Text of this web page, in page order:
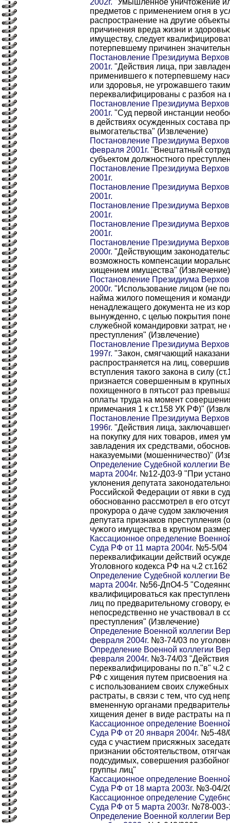
2002г. "Умышленное уничтожение
предметов с применением огня в
распространение на другие
причинения вреда жизни и
имуществу, следует
потерпевшему причинен
Постановление Президиума
2001г. "Действия лица, при
применившего к потерпевшему
или здоровья, не угрожавшего
переквалифицированы с разбоя на
Постановление Президиума
2001г. "Суд первой инстанции
в действиях осужденных состава
вымогательства" (Извлечение)
Постановление Президиума
февраля 2001г. "Внештатный
субъектом должностного
Постановление Президиума
2001г.
Постановление Президиума
2001г.
Постановление Президиума
2001г.
Постановление Президиума
2001г.
Постановление Президиума
2000г. "Действующим
возможность компенсации
хищением имущества" (Извлечение)
Постановление Президиума
2000г. "Использование лицом (не
найма жилого помещения и
ненадлежащего документа не из
вынужденно, с целью покрытия
служебной командировки затрат, не
преступления" (Извлечение)
Постановление Президиума
1997г. "Закон, смягчающий
распространяется на лиц,
вступления такого закона в силу
признается совершенным в
похищенного в пятьсот раз
оплаты труда на момент
примечания 1 к ст.158 УК РФ)"
Постановление Президиума
1996г. "Действия лица,
на покупку для них товаров, имея
завладения их средствами,
наказуемыми (мошенничество)"
Определение Судебной коллегии
марта 2004г. №12-Д03-9 "При
уклонения депутата
Российской Федерации от явки в
обоснованно рассмотрел в его
прокурора о даче судом
депутата признаков преступления
чужого имущества в крупном
Кассационное определение
Суда РФ от 11 марта 2004г. №5-5/04
переквалификации действий
Уголовного кодекса РФ на ч.2
Определение Судебной коллегии
марта 2004г. №56-ДпО4-5
квалифицироваться как
лиц по предварительному сговору,
непосредственно не участвовал в
преступления" (Извлечение)
Определение Военной коллегии
февраля 2004г. №3-74/03 по
Определение Военной коллегии
февраля 2004г. №3-74/03 "Действия
переквалифицированы по п."в" ч.2
РФ с хищения путем присвоения
с использованием своих
растраты, в связи с тем, что суд
вмененную органами
хищения денег в виде растраты на
Кассационное определение
Суда РФ от 20 января 2004г. №5-48/
суда с участием присяжных
признании обстоятельством,
подсудимых, совершения
группы лиц"
Кассационное определение
Суда РФ от 18 марта 2003г. №3-04/
Кассационное определение
Суда РФ от 5 марта 2003г. №78-003-
Определение Военной коллегии